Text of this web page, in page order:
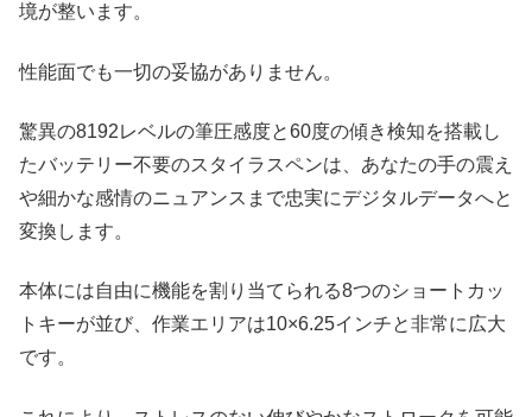
境が整います。
性能面でも一切の妥協がありません。
驚異の8192レベルの筆圧感度と60度の傾き検知を搭載し
たバッテリー不要のスタイラスペンは、あなたの手の震え
や細かな感情のニュアンスまで忠実にデジタルデータへと
変換します。
本体には自由に機能を割り当てられる8つのショートカッ
トキーが並び、作業エリアは10×6.25インチと非常に広大
です。